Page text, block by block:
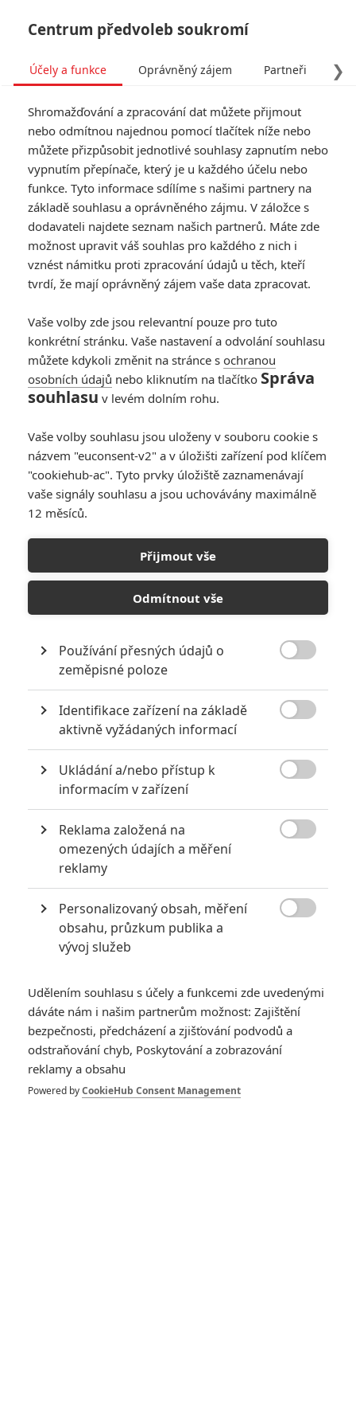
Tag: Finding Groovopolis
ČLÁNKY FILMY(0) OSOBY(0) VIDEA (1)
RECENZE FILMŮ
10
Recenze: Zcela výjimečná Gerta
Schnirch nebarví hnus českých dějin
5
Recenze: Záhada strašidelného
zámku úroveň štědrovečerních
pohádek nepozvedla
8
6
Recenze: Godzilla x Kong: Nové
impérium
8
POSLEDNÍ KOMENTOVANÉ
3 ČLÁNEK | 01.08.2026 16:40
Marvel nečekaně zrušil již schválené pokračování
433FILM | 01.08.2026 07:11
拆彈專家
ČLÁNEK | 30.07.2026 20:14
Děti krve a kostí: Regulérní trailer představuje akční fantasy
dobrodružství s vůní Afriky
ČLÁNEK | 30.07.2026 12:31
Spider-Man: Zbrusu nový den – Podle recenzí máme čekat
1ČLÁNEK | 30.07.2026 03:42
Velké preview: Odyssea - seznamte se s maximálně nabitým
obsazením
Centrum předvoleb soukromí
❯
Účely a funkce Oprávněný zájem Partneři
Shromažďování a zpracování dat můžete přijmout
nebo odmítnou najednou pomocí tlačítek níže nebo
můžete přizpůsobit jednotlivé souhlasy zapnutím nebo
vypnutím přepínače, který je u každého účelu nebo
funkce. Tyto informace sdílíme s našimi partnery na
základě souhlasu a oprávněného zájmu. V záložce s
dodavateli najdete seznam našich partnerů. Máte zde
možnost upravit váš souhlas pro každého z nich i
vznést námitku proti zpracování údajů u těch, kteří
tvrdí, že mají oprávněný zájem vaše data zpracovat.
Vaše volby zde jsou relevantní pouze pro tuto
konkrétní stránku. Vaše nastavení a odvolání souhlasu
můžete kdykoli změnit na stránce s ochranou
osobních údajů nebo kliknutím na tlačítko Správa
souhlasu v levém dolním rohu.
Vaše volby souhlasu jsou uloženy v souboru cookie s
názvem "euconsent-v2" a v úložišti zařízení pod klíčem
"cookiehub-ac". Tyto prvky úložiště zaznamenávají
vaše signály souhlasu a jsou uchovávány maximálně
12 měsíců.
Přijmout vše
Odmítnout vše
Používání přesných údajů o
zeměpisné poloze
Identifikace zařízení na základě
aktivně vyžádaných informací
Ukládání a/nebo přístup k
informacím v zařízení
Reklama založená na
omezených údajích a měření
reklamy
Personalizovaný obsah, měření
obsahu, průzkum publika a
vývoj služeb
Udělením souhlasu s účely a funkcemi zde uvedenými
dáváte nám i našim partnerům možnost: Zajištění
bezpečnosti, předcházení a zjišťování podvodů a
odstraňování chyb, Poskytování a zobrazování
reklamy a obsahu
Powered byCookieHub Consent Management